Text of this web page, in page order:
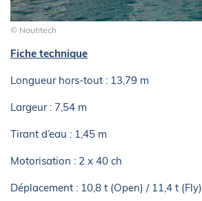
© Nautitech
Fiche technique
Longueur hors-tout : 13,79 m
Largeur : 7,54 m
Tirant d’eau : 1,45 m
Motorisation : 2 x 40 ch
Déplacement : 10,8 t (Open) / 11,4 t (Fly)